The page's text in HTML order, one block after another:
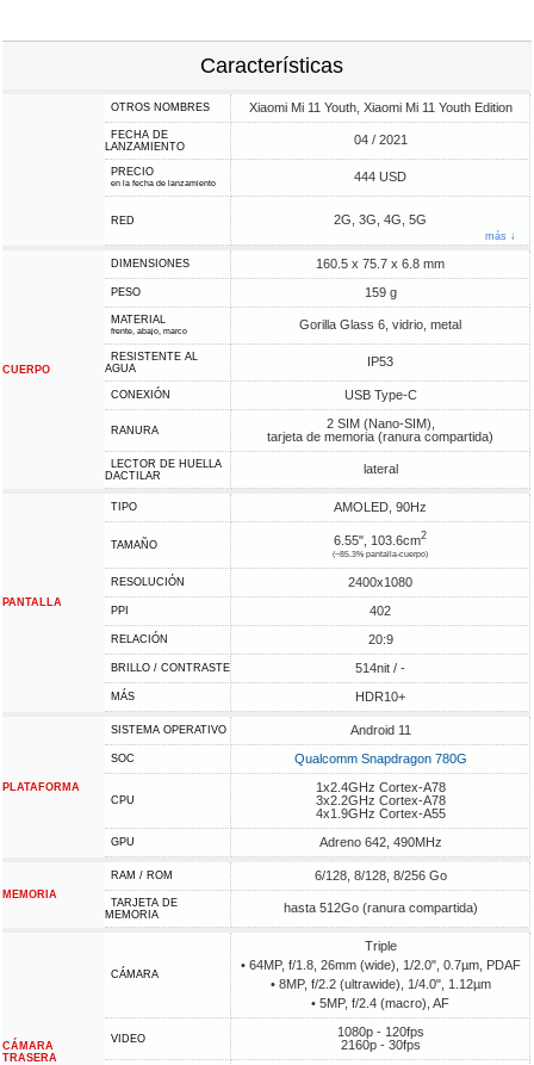
Características
OTROS NOMBRES Xiaomi Mi 11 Youth, Xiaomi Mi 11 Youth Edition
FECHA DE
LANZAMIENTO
04 / 2021
PRECIO
en la fecha de lanzamiento 444 USD
RED 2G, 3G, 4G, 5G
más ↓
CUERPO
DIMENSIONES 160.5 x 75.7 x 6.8 mm
PESO 159 g
MATERIAL
frente, abajo, marco Gorilla Glass 6, vidrio, metal
RESISTENTE AL
AGUA
IP53
CONEXIÓN USB Type-C
RANURA
2 SIM (Nano-SIM),
tarjeta de memoria (ranura compartida)
LECTOR DE HUELLA
DACTILAR
lateral
PANTALLA
TIPO AMOLED, 90Hz
TAMAÑO 6.55", 103.6cm2
(~85.3% pantalla-cuerpo)
RESOLUCIÓN 2400x1080
PPI 402
RELACIÓN 20:9
BRILLO / CONTRASTE 514nit / -
MÁS HDR10+
PLATAFORMA
SISTEMA OPERATIVO Android 11
SOC Qualcomm Snapdragon 780G
CPU
1x2.4GHz Cortex-A78
3x2.2GHz Cortex-A78
4x1.9GHz Cortex-A55
GPU Adreno 642, 490MHz
MEMORIA
RAM / ROM 6/128, 8/128, 8/256 Go
TARJETA DE
MEMORIA
hasta 512Go (ranura compartida)
CÁMARA
TRASERA
CÁMARA
Triple
• 64MP, f/1.8, 26mm (wide), 1/2.0", 0.7µm, PDAF
• 8MP, f/2.2 (ultrawide), 1/4.0", 1.12µm
• 5MP, f/2.4 (macro), AF
VIDEO
1080p - 120fps
2160p - 30fps